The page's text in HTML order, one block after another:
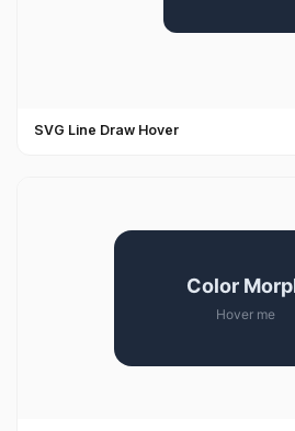
SVG Line Draw Hover